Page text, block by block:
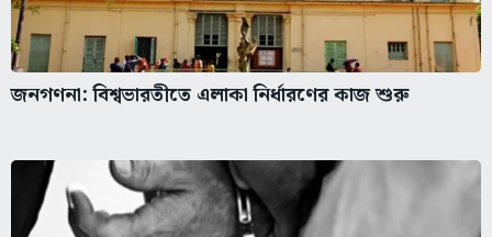
জনগণনা: বিশ্বভারতীতে এলাকা নির্ধারণের কাজ শুরু